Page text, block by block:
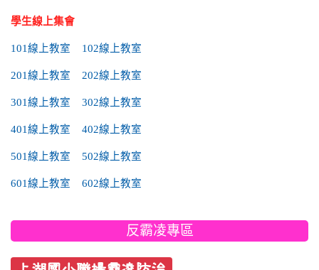
學生線上集會
101線上教室 102線上教室
201線上教室 202線上教室
301線上教室 302線上教室
401線上教室 402線上教室
501線上教室 502線上教室
601線上教室 602線上教室
反霸凌專區